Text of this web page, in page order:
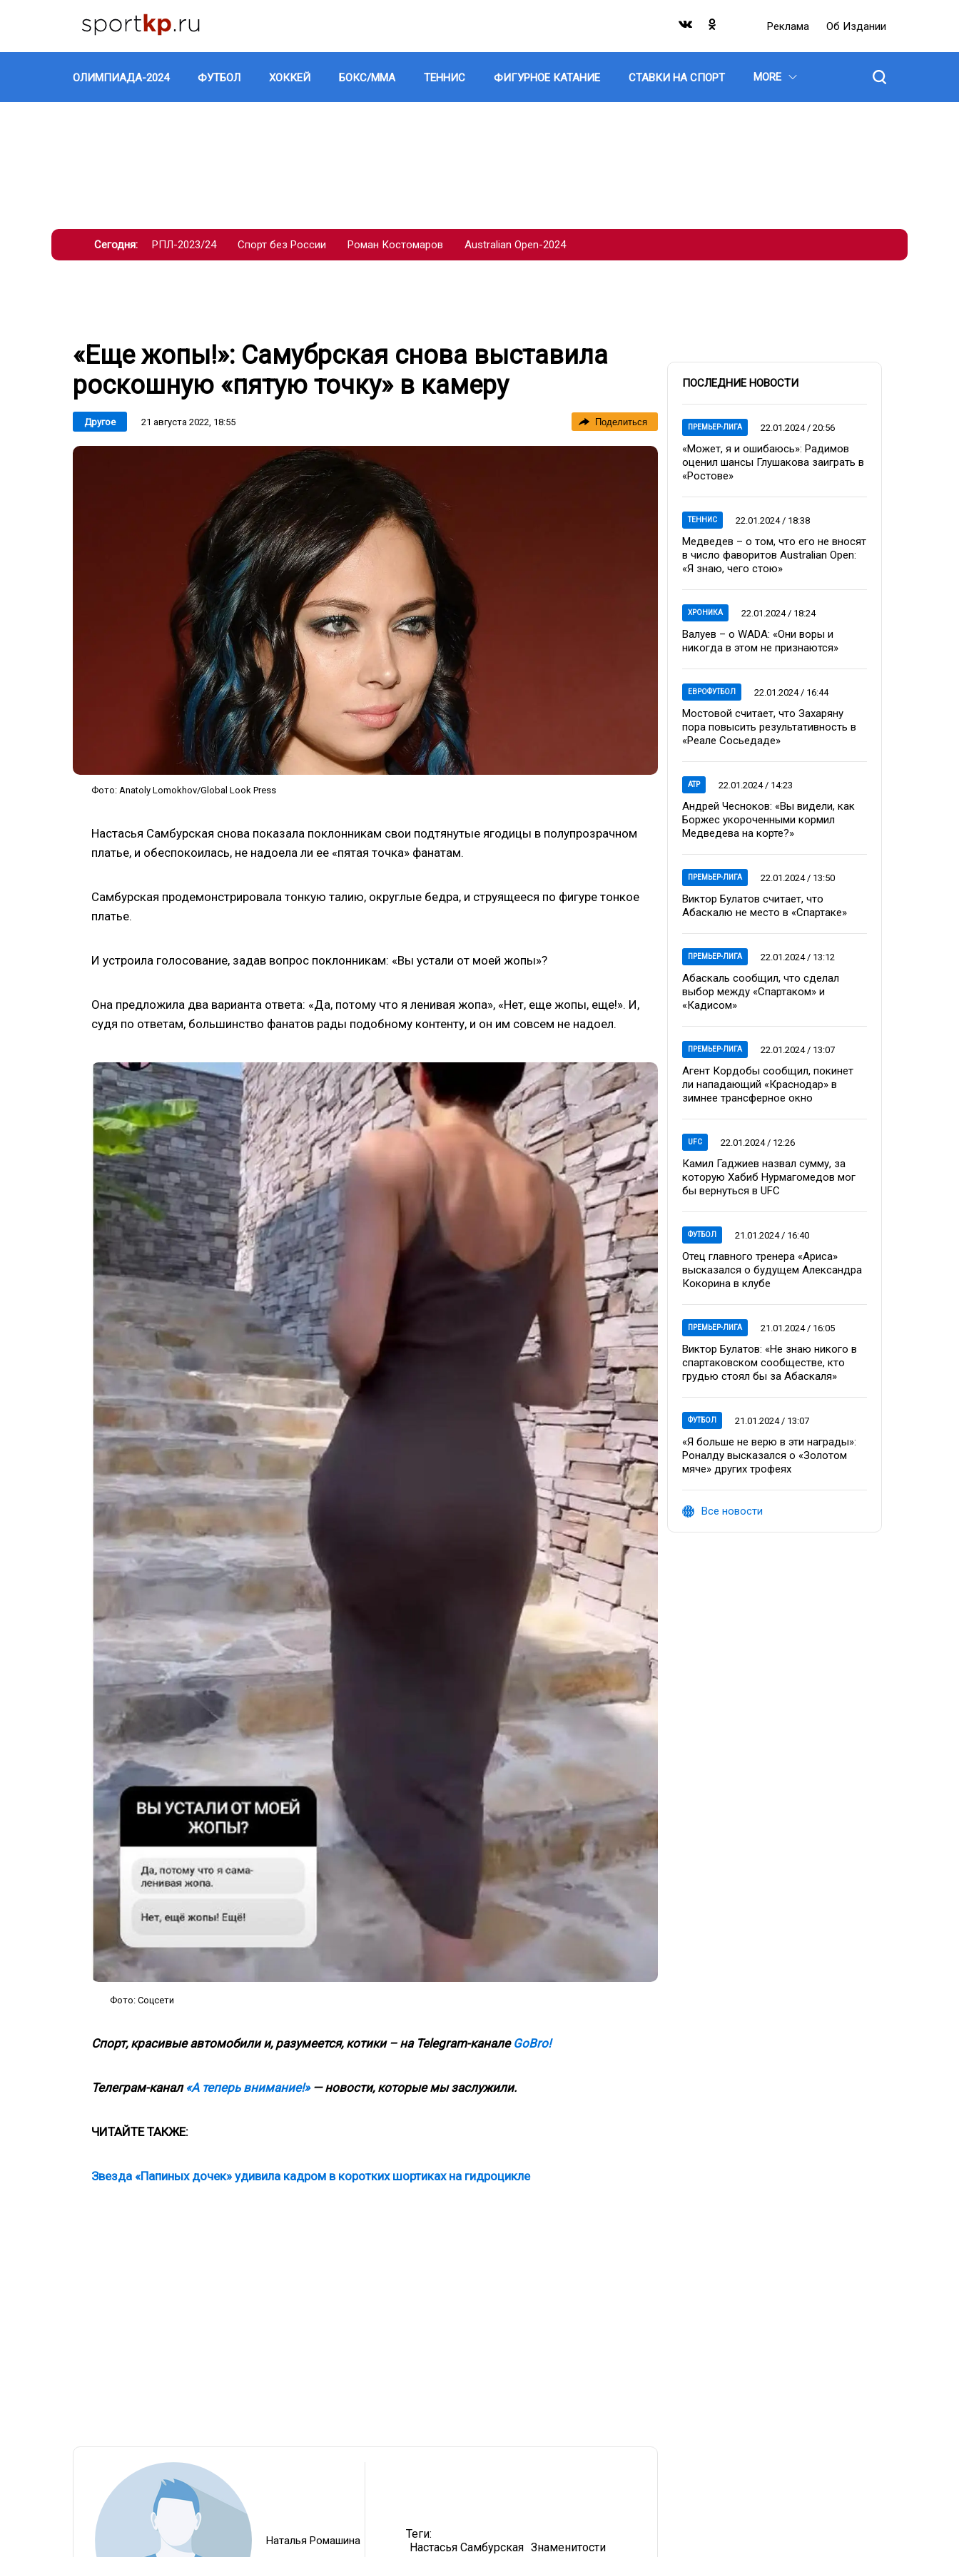
Реклама Об Издании
ОЛИМПИАДА-2024 ФУТБОЛ ХОККЕЙ БОКС/ММА ТЕННИС ФИГУРНОЕ КАТАНИЕ СТАВКИ НА СПОРТ MORE
Сегодня: РПЛ-2023/24 Спорт без России Роман Костомаров Australian Open-2024
«Еще жопы!»: Самубрская снова выставила
роскошную «пятую точку» в камеру
Другое 21 августа 2022, 18:55 Поделиться
Фото: Anatoly Lomokhov/Global Look Press
Настасья Самбурская снова показала поклонникам свои подтянутые ягодицы в полупрозрачном
платье, и обеспокоилась, не надоела ли ее «пятая точка» фанатам.
Самбурская продемонстрировала тонкую талию, округлые бедра, и струящееся по фигуре тонкое
платье.
И устроила голосование, задав вопрос поклонникам: «Вы устали от моей жопы»?
Она предложила два варианта ответа: «Да, потому что я ленивая жопа», «Нет, еще жопы, еще!». И,
судя по ответам, большинство фанатов рады подобному контенту, и он им совсем не надоел.
Фото: Соцсети
Спорт, красивые автомобили и, разумеется, котики – на Telegram-канале GoBro!
Телеграм-канал «А теперь внимание!»— новости, которые мы заслужили.
ЧИТАЙТЕ ТАКЖЕ:
Звезда «Папиных дочек» удивила кадром в коротких шортиках на гидроцикле
Наталья Ромашина
Теги:
Настасья Самбурская Знаменитости
ПОСЛЕДНИЕ НОВОСТИ
ПРЕМЬЕР-ЛИГА 22.01.2024 / 20:56
«Может, я и ошибаюсь»: Радимов
оценил шансы Глушакова заиграть в
«Ростове»
ТЕННИС 22.01.2024 / 18:38
Медведев – о том, что его не вносят
в число фаворитов Australian Open:
«Я знаю, чего стою»
ХРОНИКА 22.01.2024 / 18:24
Валуев – о WADA: «Они воры и
никогда в этом не признаются»
ЕВРОФУТБОЛ 22.01.2024 / 16:44
Мостовой считает, что Захаряну
пора повысить результативность в
«Реале Сосьедаде»
ATP 22.01.2024 / 14:23
Андрей Чесноков: «Вы видели, как
Боржес укороченными кормил
Медведева на корте?»
ПРЕМЬЕР-ЛИГА 22.01.2024 / 13:50
Виктор Булатов считает, что
Абаскалю не место в «Спартаке»
ПРЕМЬЕР-ЛИГА 22.01.2024 / 13:12
Абаскаль сообщил, что сделал
выбор между «Спартаком» и
«Кадисом»
ПРЕМЬЕР-ЛИГА 22.01.2024 / 13:07
Агент Кордобы сообщил, покинет
ли нападающий «Краснодар» в
зимнее трансферное окно
UFC 22.01.2024 / 12:26
Камил Гаджиев назвал сумму, за
которую Хабиб Нурмагомедов мог
бы вернуться в UFC
ФУТБОЛ 21.01.2024 / 16:40
Отец главного тренера «Ариса»
высказался о будущем Александра
Кокорина в клубе
ПРЕМЬЕР-ЛИГА 21.01.2024 / 16:05
Виктор Булатов: «Не знаю никого в
спартаковском сообществе, кто
грудью стоял бы за Абаскаля»
ФУТБОЛ 21.01.2024 / 13:07
«Я больше не верю в эти награды»:
Роналду высказался о «Золотом
мяче» других трофеях
Все новости